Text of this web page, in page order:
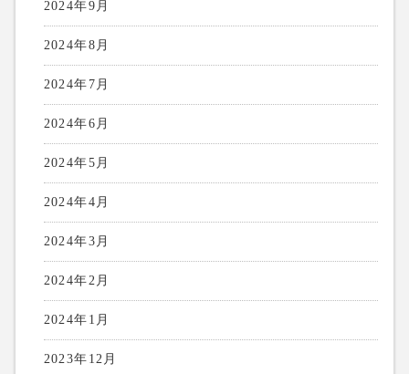
2024年9月
2024年8月
2024年7月
2024年6月
2024年5月
2024年4月
2024年3月
2024年2月
2024年1月
2023年12月